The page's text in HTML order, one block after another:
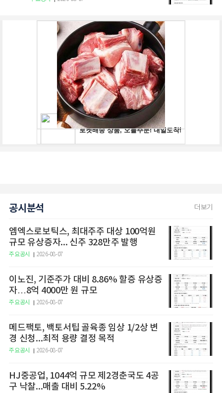
공시분석 더보기
엠엑스로보틱스, 최대주주 대상 100억원
규모 유상증자... 신주 328만주 발행
주요공시 2026-08-07
이노진, 기준주가 대비 8.86% 할증 유상증
자…8억 4000만 원 규모
주요공시 2026-08-07
메드팩토, 백토서팁 골육종 임상 1/2상 변
경 신청...최적 용량 결정 목적
주요공시 2026-08-07
HJ중공업, 1044억 규모 제2경춘국도 4공
구 낙찰...매출 대비 5.22%